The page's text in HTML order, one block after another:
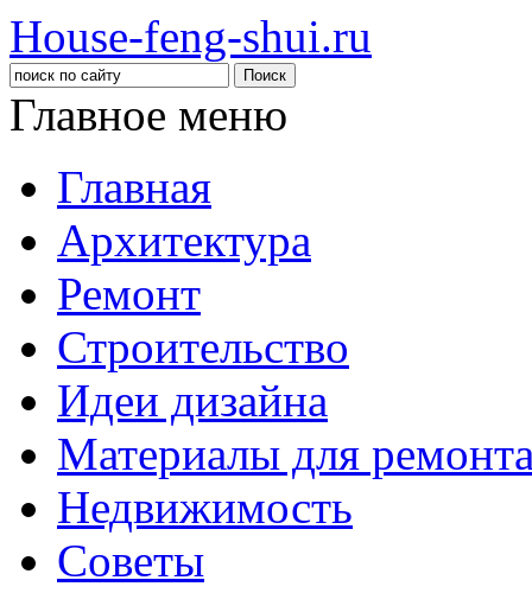
House-feng-shui.ru
Главное меню
Главная
Архитектура
Ремонт
Строительство
Идеи дизайна
Материалы для
Недвижимость
Советы